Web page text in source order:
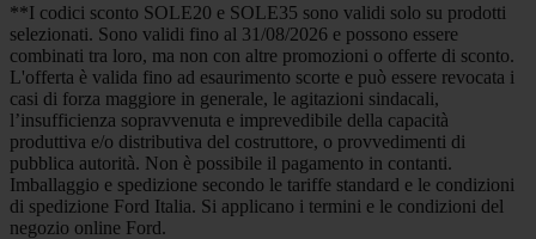
**I codici sconto SOLE20 e SOLE35 sono validi solo su prodotti
selezionati. Sono validi fino al 31/08/2026 e possono essere
combinati tra loro, ma non con altre promozioni o offerte di sconto.
L'offerta è valida fino ad esaurimento scorte e può essere revocata i
casi di forza maggiore in generale, le agitazioni sindacali,
l’insufficienza sopravvenuta e imprevedibile della capacità
produttiva e/o distributiva del costruttore, o provvedimenti di
pubblica autorità. Non è possibile il pagamento in contanti.
Imballaggio e spedizione secondo le tariffe standard e le condizioni
di spedizione Ford Italia. Si applicano i termini e le condizioni del
negozio online Ford.